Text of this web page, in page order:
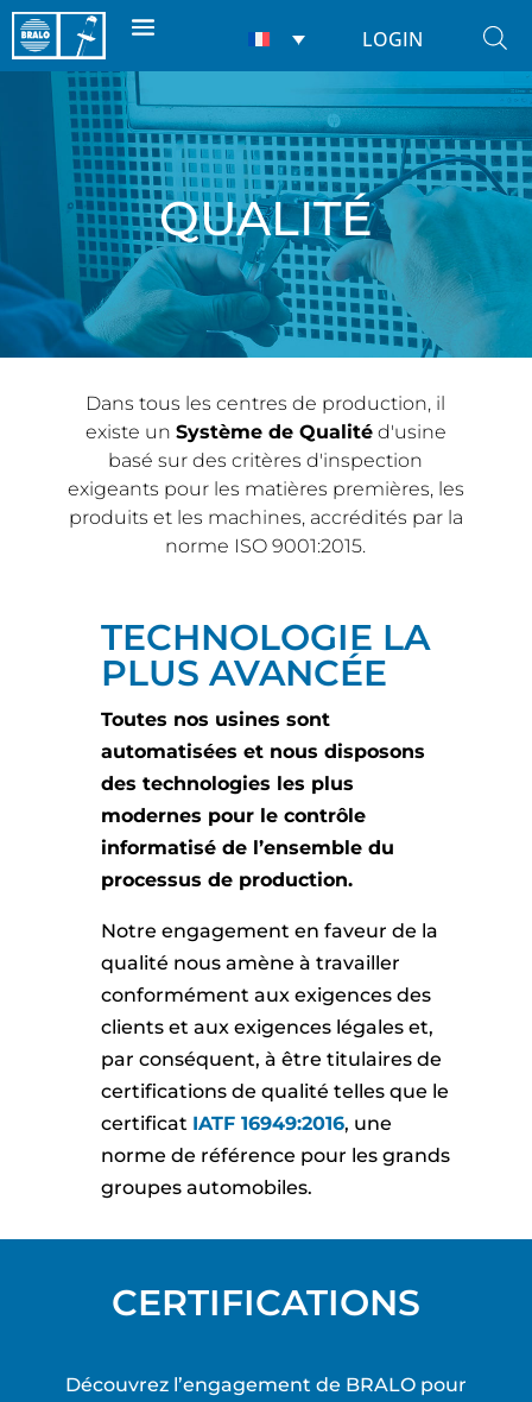
LOGIN
QUALITÉ
Dans tous les centres de production, il
existe un Système de Qualitéd'usine
basé sur des critères d'inspection
exigeants pour les matières premières, les
produits et les machines, accrédités par la
norme ISO 9001:2015.
TECHNOLOGIE LA
PLUS AVANCÉE
Toutes nos usines sont
automatisées et nous disposons
des technologies les plus
modernes pour le contrôle
informatisé de l’ensemble du
processus de production.
Notre engagement en faveur de la
qualité nous amène à travailler
conformément aux exigences des
clients et aux exigences légales et,
par conséquent, à être titulaires de
certifications de qualité telles que le
certificat IATF 16949:2016, une
norme de référence pour les grands
groupes automobiles.
CERTIFICATIONS
Découvrez l’engagement de BRALO pour